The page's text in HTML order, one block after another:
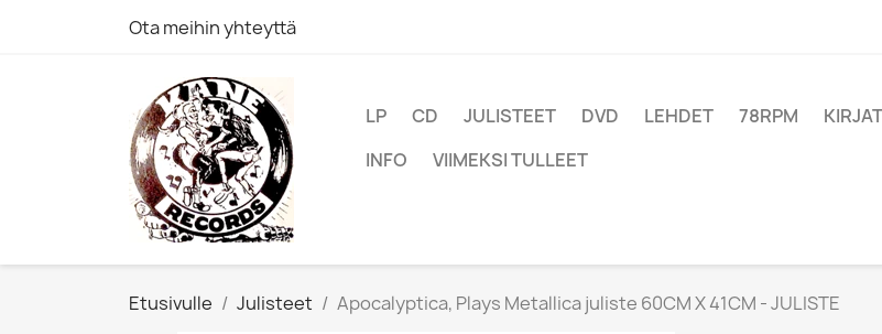
Ota meihin yhteyttä
LP CD JULISTEET DVD LEHDET 78RPM KIRJAT
INFO
VIIMEKSI TULLEET
Etusivulle Julisteet Apocalyptica, Plays Metallica juliste 60CM X 41CM - JULISTE